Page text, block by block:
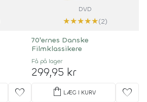
favorite
DVD
★★★★★(2)
70'ernes Danske
Filmklassikere
Få på lager
299,95 kr
shopping_bag LÆG I KURV favorite